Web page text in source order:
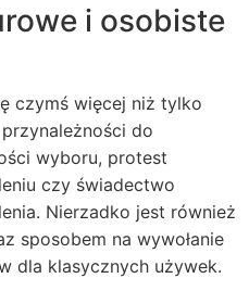
i osobiste
czymś więcej niż tylko
do
wyboru, protest
czy świadectwo
Nierzadko jest również
sposobem na wywołanie
dla klasycznych używek.